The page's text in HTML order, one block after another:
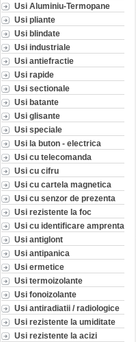
Usi Aluminiu-Termopane
Usi pliante
Usi blindate
Usi industriale
Usi antiefractie
Usi rapide
Usi sectionale
Usi batante
Usi glisante
Usi speciale
Usi la buton - electrica
Usi cu telecomanda
Usi cu cifru
Usi cu cartela magnetica
Usi cu senzor de prezenta
Usi rezistente la foc
Usi cu identificare amprenta
Usi antiglont
Usi antipanica
Usi ermetice
Usi termoizolante
Usi fonoizolante
Usi antiradiatii / radiologice
Usi rezistente la umiditate
Usi rezistente la acizi